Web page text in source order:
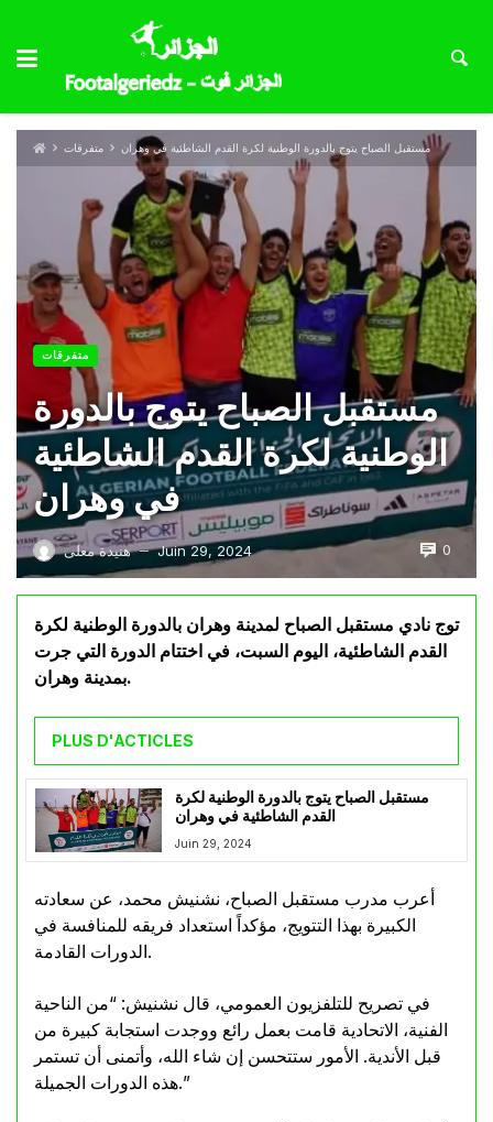
متفرقات مستقبل الصباح يتوج بالدورة الوطنية لكرة القدم الشاطئية في وهران
متفرقات
مستقبل الصباح يتوج بالدورة
الوطنية لكرة القدم الشاطئية
في وهران
هنيدة معلى — Juin 29, 2024 0
توج نادي مستقبل الصباح لمدينة وهران بالدورة الوطنية لكرة
القدم الشاطئية، اليوم السبت، في اختتام الدورة التي جرت
بمدينة وهران.
PLUS D'ACTICLES
مستقبل الصباح يتوج بالدورة الوطنية لكرة
القدم الشاطئية في وهران
Juin 29, 2024
أعرب مدرب مستقبل الصباح، نشنيش محمد، عن سعادته
الكبيرة بهذا التتويج، مؤكداً استعداد فريقه للمنافسة في
الدورات القادمة.
في تصريح للتلفزيون العمومي، قال نشنيش: “من الناحية
الفنية، الاتحادية قامت بعمل رائع ووجدت استجابة كبيرة من
قبل الأندية. الأمور ستتحسن إن شاء الله، وأتمنى أن تستمر
هذه الدورات الجميلة.”